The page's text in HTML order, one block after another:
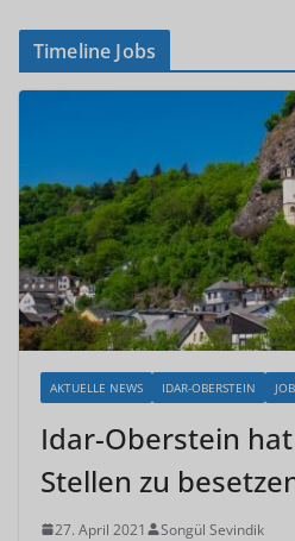
Timeline Jobs
AKTUELLE NEWS IDAR-OBERSTEIN
Idar-Oberstein
Stellen zu
27. April 2021 Songül Sevindik